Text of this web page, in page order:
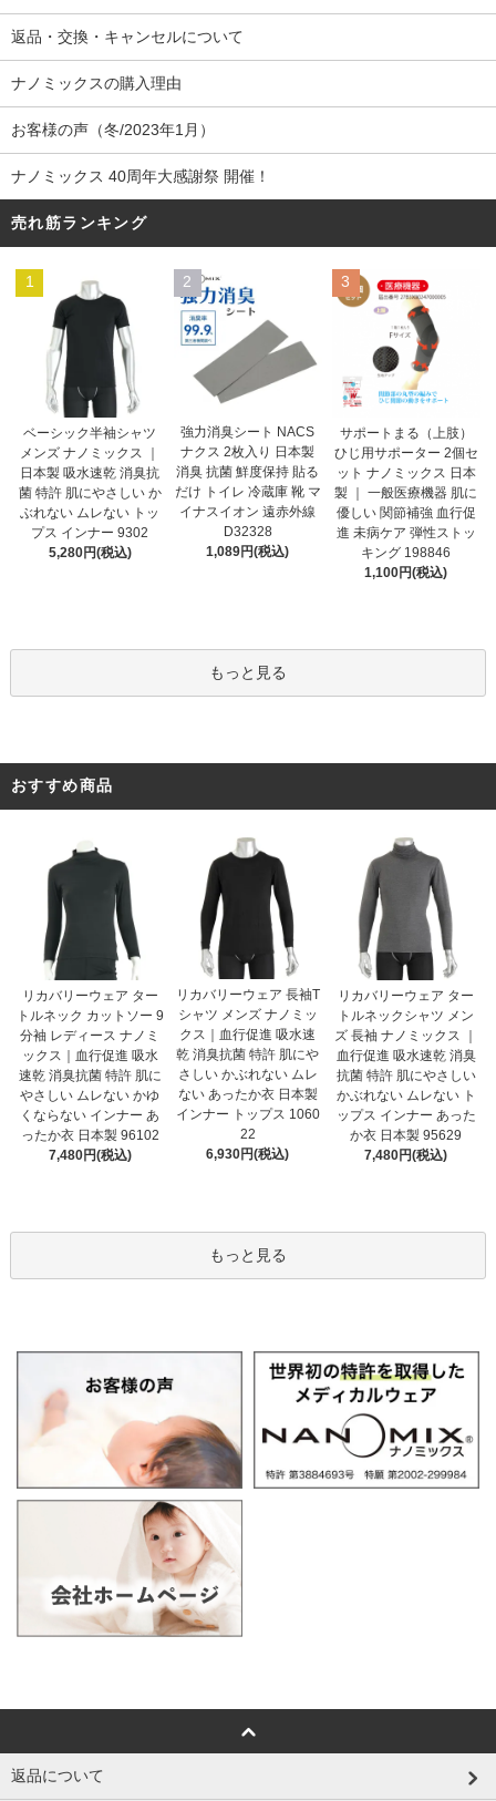
返品・交換・キャンセルについて
ナノミックスの購入理由
お客様の声（冬/2023年1月）
ナノミックス 40周年大感謝祭 開催！
売れ筋ランキング
1
ベーシック半袖シャツ
メンズ ナノミックス ｜
日本製 吸水速乾 消臭抗
菌 特許 肌にやさしい か
ぶれない ムレない トッ
プス インナー 9302
5,280円(税込)
2
強力消臭シート NACS
ナクス 2枚入り 日本製
消臭 抗菌 鮮度保持 貼る
だけ トイレ 冷蔵庫 靴 マ
イナスイオン 遠赤外線
D32328
1,089円(税込)
3
サポートまる（上肢）
ひじ用サポーター 2個セ
ット ナノミックス 日本
製 ｜ 一般医療機器 肌に
優しい 関節補強 血行促
進 未病ケア 弾性ストッ
キング 198846
1,100円(税込)
もっと見る
おすすめ商品
リカバリーウェア ター
トルネック カットソー 9
分袖 レディース ナノミ
ックス｜血行促進 吸水
速乾 消臭抗菌 特許 肌に
やさしい ムレない かゆ
くならない インナー あ
ったか衣 日本製 96102
7,480円(税込)
リカバリーウェア 長袖T
シャツ メンズ ナノミッ
クス｜血行促進 吸水速
乾 消臭抗菌 特許 肌にや
さしい かぶれない ムレ
ない あったか衣 日本製
インナー トップス 1060
22
6,930円(税込)
リカバリーウェア ター
トルネックシャツ メン
ズ 長袖 ナノミックス ｜
血行促進 吸水速乾 消臭
抗菌 特許 肌にやさしい
かぶれない ムレない ト
ップス インナー あった
か衣 日本製 95629
7,480円(税込)
もっと見る
返品について